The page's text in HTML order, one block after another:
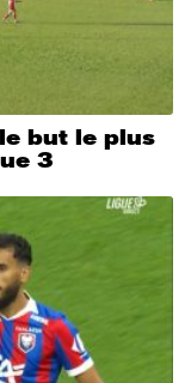
but le plus
3